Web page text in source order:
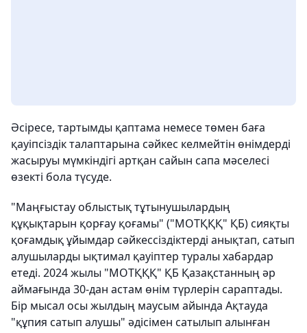
Әсіресе, тартымды қаптама немесе төмен баға
қауіпсіздік талаптарына сәйкес келмейтін өнімдерді
жасыруы мүмкіндігі артқан сайын сапа мәселесі
өзекті бола түсуде.
"Маңғыстау облыстық тұтынушылардың
құқықтарын қорғау қоғамы" ("МОТҚҚҚ" ҚБ) сияқты
қоғамдық ұйымдар сәйкессіздіктерді анықтап, сатып
алушыларды ықтимал қауіптер туралы хабардар
етеді. 2024 жылы "МОТҚҚҚ" ҚБ Қазақстанның әр
аймағында 30-дан астам өнім түрлерін сараптады.
Бір мысал осы жылдың маусым айында Ақтауда
"құпия сатып алушы" әдісімен сатылып алынған